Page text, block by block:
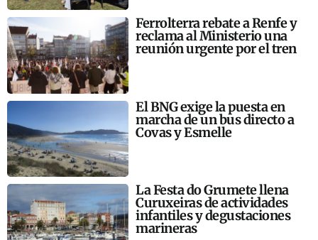
Ferrolterra rebate a Renfe y
reclama al Ministerio una
reunión urgente por el tren
El BNG exige la puesta en
marcha de un bus directo a
Covas y Esmelle
La Festa do Grumete llena
Curuxeiras de actividades
infantiles y degustaciones
marineras